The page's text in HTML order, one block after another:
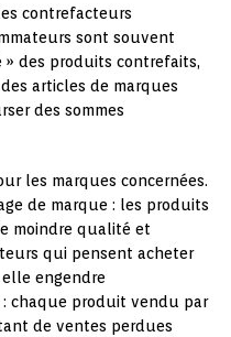
contrefacteurs
sont souvent
» des produits contrefaits,
articles de marques
des sommes
les marques concernées.
de marque : les produits
moindre qualité et
qui pensent acheter
engendre
: chaque produit vendu par
de ventes perdues